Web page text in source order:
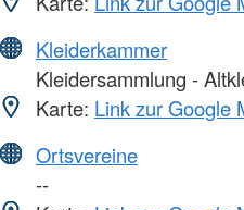
Kleiderkammer
Kleidersammlung -
Karte: Link zur Google
Ortsvereine
--